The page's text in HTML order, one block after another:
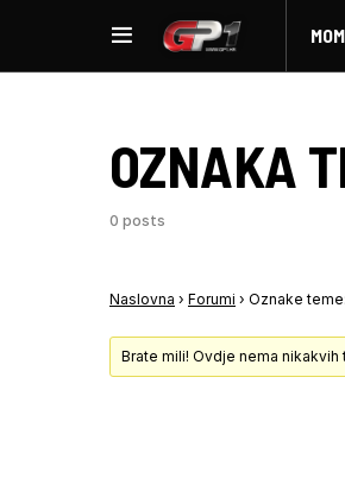
OZNAKA
0 posts
Naslovna › Forumi › Oznake
Brate mili! Ovdje nema nikakvih